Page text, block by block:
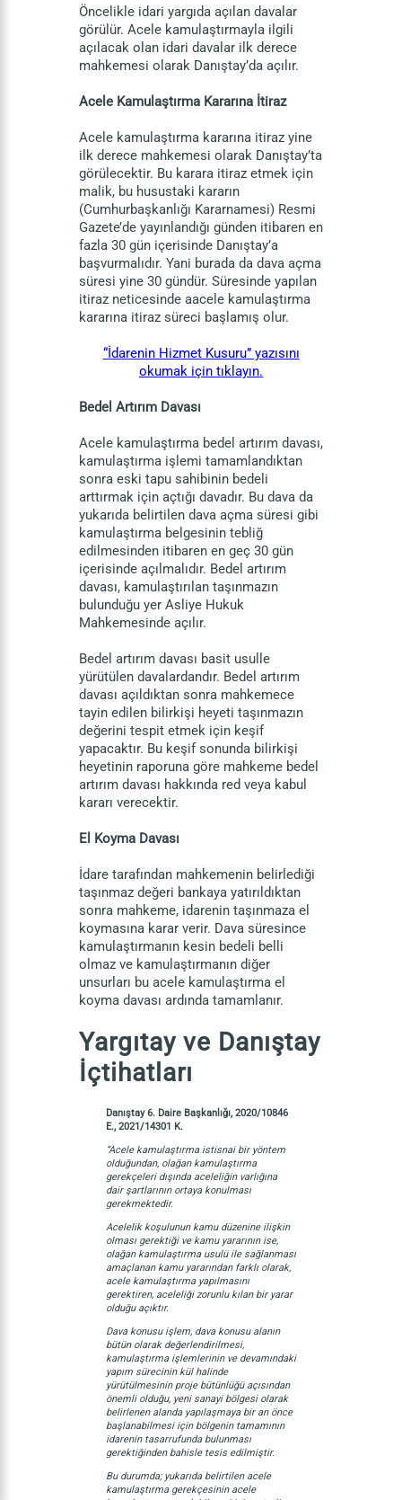
Öncelikle idari yargıda açılan davalar
görülür. Acele kamulaştırmayla ilgili
açılacak olan idari davalar ilk derece
mahkemesi olarak Danıştay’da açılır.
Acele Kamulaştırma Kararına İtiraz
Acele kamulaştırma kararına itiraz yine
ilk derece mahkemesi olarak Danıştay’ta
görülecektir. Bu karara itiraz etmek için
malik, bu husustaki kararın
(Cumhurbaşkanlığı Kararnamesi) Resmi
Gazete’de yayınlandığı günden itibaren en
fazla 30 gün içerisinde Danıştay’a
başvurmalıdır. Yani burada da dava açma
süresi yine 30 gündür. Süresinde yapılan
itiraz neticesinde aacele kamulaştırma
kararına itiraz süreci başlamış olur.
“İdarenin Hizmet Kusuru” yazısını
okumak için tıklayın.
Bedel Artırım Davası
Acele kamulaştırma bedel artırım davası,
kamulaştırma işlemi tamamlandıktan
sonra eski tapu sahibinin bedeli
arttırmak için açtığı davadır. Bu dava da
yukarıda belirtilen dava açma süresi gibi
kamulaştırma belgesinin tebliğ
edilmesinden itibaren en geç 30 gün
içerisinde açılmalıdır. Bedel artırım
davası, kamulaştırılan taşınmazın
bulunduğu yer Asliye Hukuk
Mahkemesinde açılır.
Bedel artırım davası basit usulle
yürütülen davalardandır. Bedel artırım
davası açıldıktan sonra mahkemece
tayin edilen bilirkişi heyeti taşınmazın
değerini tespit etmek için keşif
yapacaktır. Bu keşif sonunda bilirkişi
heyetinin raporuna göre mahkeme bedel
artırım davası hakkında red veya kabul
kararı verecektir.
El Koyma Davası
İdare tarafından mahkemenin belirlediği
taşınmaz değeri bankaya yatırıldıktan
sonra mahkeme, idarenin taşınmaza el
koymasına karar verir. Dava süresince
kamulaştırmanın kesin bedeli belli
olmaz ve kamulaştırmanın diğer
unsurları bu acele kamulaştırma el
koyma davası ardında tamamlanır.
Yargıtay ve Danıştay
İçtihatları
Danıştay 6. Daire Başkanlığı, 2020/10846
E., 2021/14301 K.
“Acele kamulaştırma istisnai bir yöntem
olduğundan, olağan kamulaştırma
gerekçeleri dışında aceleliğin varlığına
dair şartlarının ortaya konulması
gerekmektedir.
Acelelik koşulunun kamu düzenine ilişkin
olması gerektiği ve kamu yararının ise,
olağan kamulaştırma usulü ile sağlanması
amaçlanan kamu yararından farklı olarak,
acele kamulaştırma yapılmasını
gerektiren, aceleliği zorunlu kılan bir yarar
olduğu açıktır.
Dava konusu işlem, dava konusu alanın
bütün olarak değerlendirilmesi,
kamulaştırma işlemlerinin ve devamındaki
yapım sürecinin kül halinde
yürütülmesinin proje bütünlüğü açısından
önemli olduğu, yeni sanayi bölgesi olarak
belirlenen alanda yapılaşmaya bir an önce
başlanabilmesi için bölgenin tamamının
idarenin tasarrufunda bulunması
gerektiğinden bahisle tesis edilmiştir.
Bu durumda; yukarıda belirtilen acele
kamulaştırma gerekçesinin acele